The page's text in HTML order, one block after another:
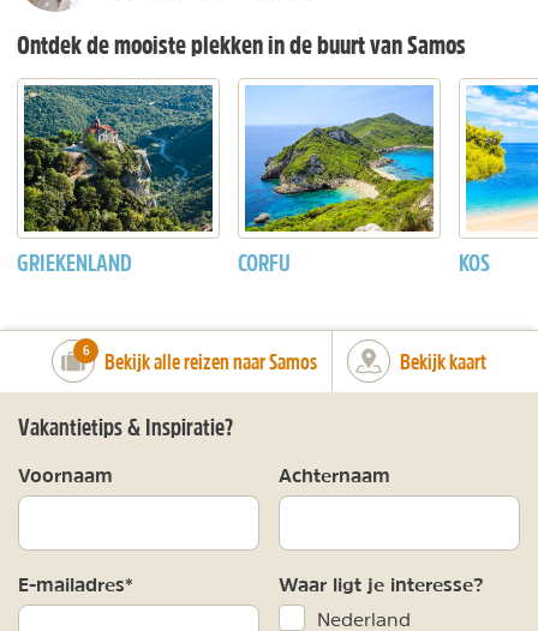
Ontdek de mooiste plekken in de buurt van Samos
GRIEKENLAND CORFU KOS
number_of_trips:
6 Bekijk alle reizen naar Samos Bekijk kaart
Vakantietips & Inspiratie?
Voornaam Achternaam
E-mailadres* Waar ligt je interesse?
Nederland